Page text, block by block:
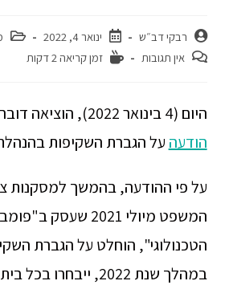
רבקי דב״ש ינואר 4, 2022
אין תגובות
זמן קריאה 2 דקות
היום (4 בינואר 2022), הוציאה דוברות בתי המשפט
הודעה על הגברת השקיפות
על פי ההודעה, בהמשך למסקנות
המשפט מיולי 2021
הטכנולוגי", הוחלט על הגברת
במהלך שנת 2022,